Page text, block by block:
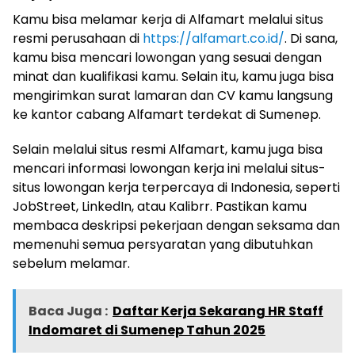
Kamu bisa melamar kerja di Alfamart melalui situs
resmi perusahaan di https://alfamart.co.id/. Di sana,
kamu bisa mencari lowongan yang sesuai dengan
minat dan kualifikasi kamu. Selain itu, kamu juga bisa
mengirimkan surat lamaran dan CV kamu langsung
ke kantor cabang Alfamart terdekat di Sumenep.
Selain melalui situs resmi Alfamart, kamu juga bisa
mencari informasi lowongan kerja ini melalui situs-
situs lowongan kerja terpercaya di Indonesia, seperti
JobStreet, LinkedIn, atau Kalibrr. Pastikan kamu
membaca deskripsi pekerjaan dengan seksama dan
memenuhi semua persyaratan yang dibutuhkan
sebelum melamar.
Baca Juga : Daftar Kerja Sekarang HR Staff
Indomaret di Sumenep Tahun 2025